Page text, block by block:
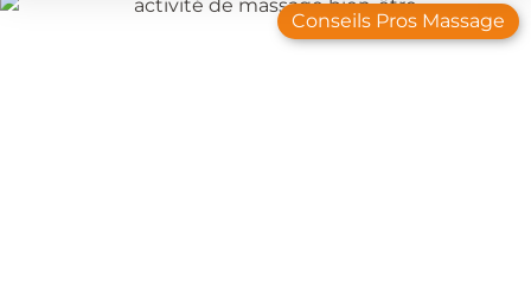
Conseils Pros Massage